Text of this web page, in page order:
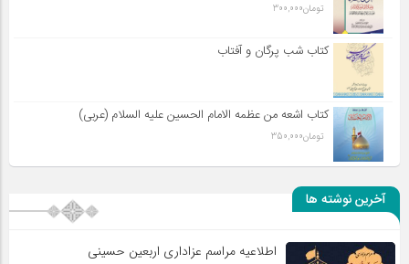
تومان300,000
کتاب شب پرگان و آفتاب
کتاب اشعه من عظمه الامام الحسین علیه السلام (عربی)
تومان350,000
آخرین نوشته ها
اطلاعیه مراسم عزاداری اربعین حسینی